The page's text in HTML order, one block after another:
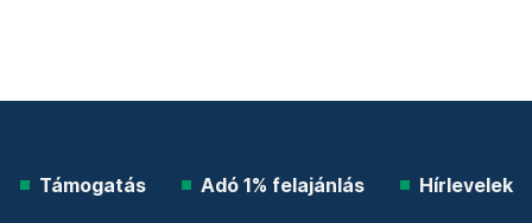
Támogatás Adó 1% felajánlás Hírlevelek